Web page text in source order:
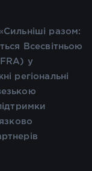
разом:
Всесвітньою
у
регіональні